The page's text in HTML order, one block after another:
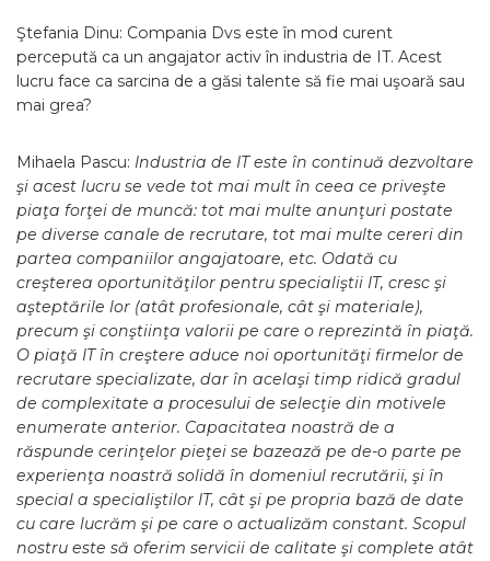
Ştefania Dinu: Compania Dvs este în mod curent
percepută ca un angajator activ în industria de IT. Acest
lucru face ca sarcina de a găsi talente să fie mai uşoară sau
mai grea?
Mihaela Pascu: Industria de IT este în continuă dezvoltare
şi acest lucru se vede tot mai mult în ceea ce priveşte
piaţa forţei de muncă: tot mai multe anunţuri postate
pe diverse canale de recrutare, tot mai multe cereri din
partea companiilor angajatoare, etc. Odată cu
creşterea oportunităţilor pentru specialiştii IT, cresc şi
aşteptările lor (atât profesionale, cât şi materiale),
precum şi conştiinţa valorii pe care o reprezintă în piaţă.
O piaţă IT în creştere aduce noi oportunităţi firmelor de
recrutare specializate, dar în acelaşi timp ridică gradul
de complexitate a procesului de selecţie din motivele
enumerate anterior. Capacitatea noastră de a
răspunde cerinţelor pieţei se bazează pe de-o parte pe
experienţa noastră solidă în domeniul recrutării, şi în
special a specialiştilor IT, cât şi pe propria bază de date
cu care lucrăm şi pe care o actualizăm constant. Scopul
nostru este să oferim servicii de calitate şi complete atât